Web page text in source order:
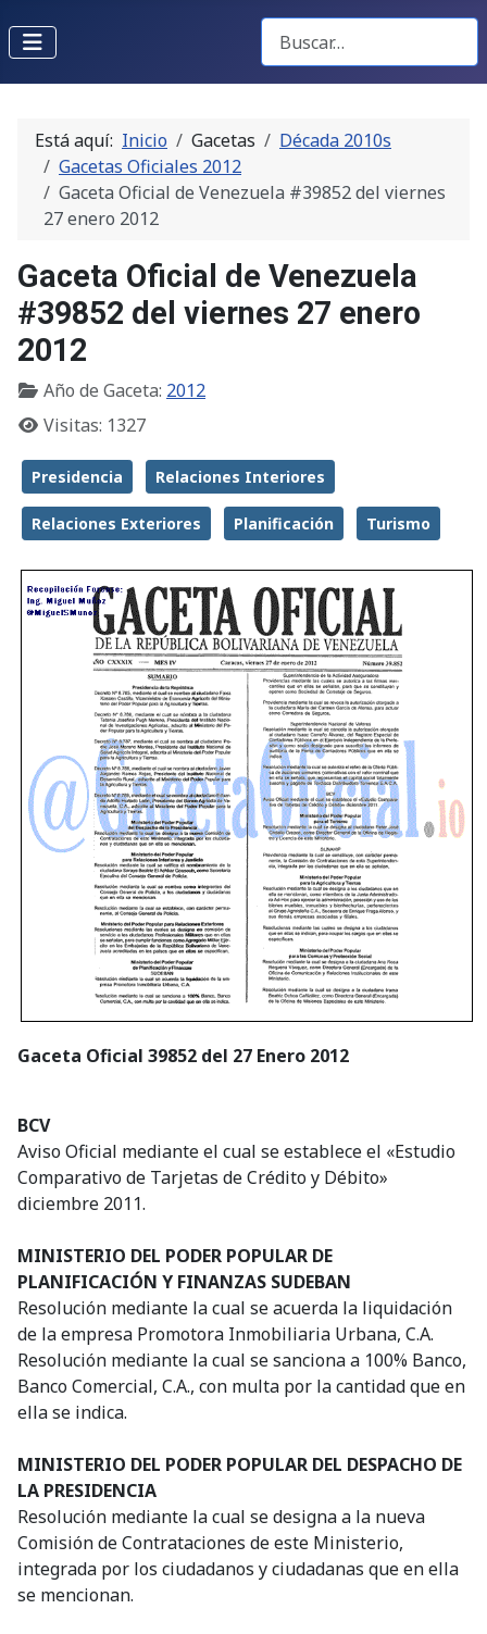
Buscar Gacetas
Está aquí: Inicio Gacetas
Década 2010s
Gacetas Oficiales 2012
Gaceta Oficial de Venezuela #39852 del viernes
27 enero 2012
Gaceta Oficial de Venezuela
#39852 del viernes 27 enero
2012
Año de Gaceta: 2012
Visitas: 1327
Presidencia Relaciones Interiores
Relaciones Exteriores Planificación Turismo
Gaceta Oficial 39852 del 27 Enero 2012
BCV
Aviso Oficial mediante el cual se establece el «Estudio
Comparativo de Tarjetas de Crédito y Débito»
diciembre 2011.
MINISTERIO DEL PODER POPULAR DE
PLANIFICACIÓN Y FINANZAS SUDEBAN
Resolución mediante la cual se acuerda la liquidación
de la empresa Promotora Inmobiliaria Urbana, C.A.
Resolución mediante la cual se sanciona a 100% Banco,
Banco Comercial, C.A., con multa por la cantidad que en
ella se indica.
MINISTERIO DEL PODER POPULAR DEL DESPACHO DE
LA PRESIDENCIA
Resolución mediante la cual se designa a la nueva
Comisión de Contrataciones de este Ministerio,
integrada por los ciudadanos y ciudadanas que en ella
se mencionan.